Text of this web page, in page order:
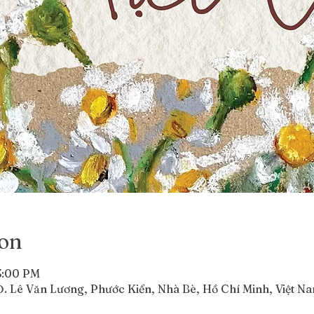
PM
Lê Văn Lương, Phước Kiển, Nhà Bè, Hồ Chí Minh, Việt